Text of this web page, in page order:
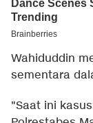
Wahiduddin
sementara
"Saat ini